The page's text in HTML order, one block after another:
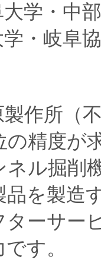
・中部
・岐阜
作所（
精度が
ネル掘削
を製造
ターサー
す。